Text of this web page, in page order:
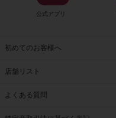
公式アプリ
初めてのお客様へ
店舗リスト
よくある質問